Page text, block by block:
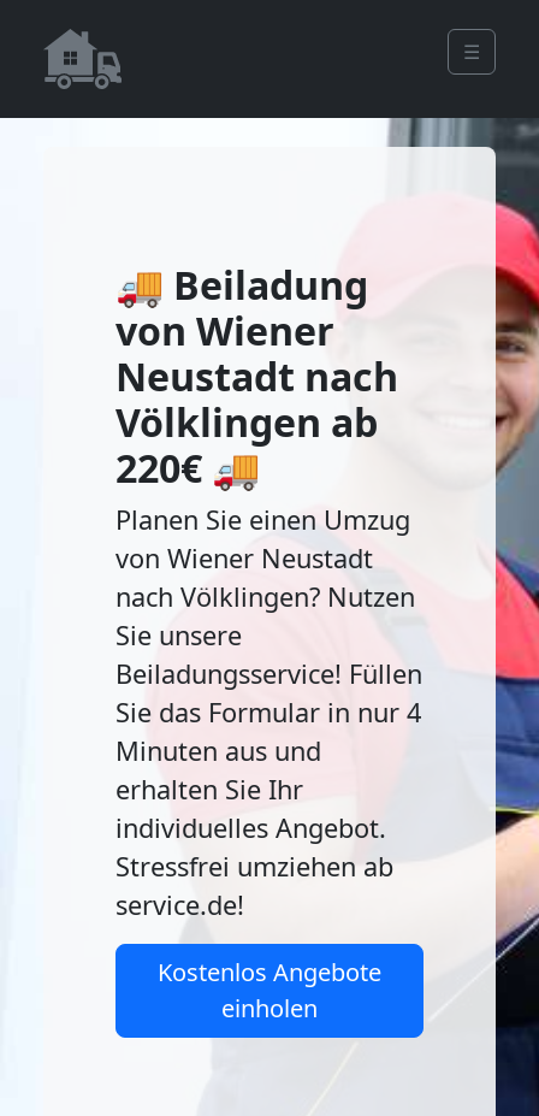
☰
🚚 Beiladung
von Wiener
Neustadt nach
Völklingen ab
220€ 🚚
Planen Sie einen Umzug
von Wiener Neustadt
nach Völklingen? Nutzen
Sie unsere
Beiladungsservice! Füllen
Sie das Formular in nur 4
Minuten aus und
erhalten Sie Ihr
individuelles Angebot.
Stressfrei umziehen ab
service.de!
Kostenlos Angebote
einholen